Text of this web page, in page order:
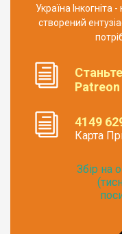
Україна
створений
Patreon
4149
Карта
Збір на